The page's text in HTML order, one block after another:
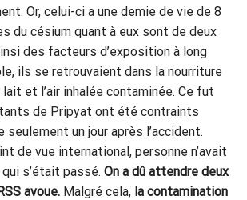
Or, celui-ci a une demie de vie de 8
du césium quant à eux sont de deux
des facteurs d’exposition à long
ils se retrouvaient dans la nourriture
et l’air inhalée contaminée. Ce fut
de Pripyat ont été contraints
seulement un jour après l’accident.
de vue international, personne n’avait
s’était passé. On a dû attendre deux
avoue. Malgré cela, la contamination